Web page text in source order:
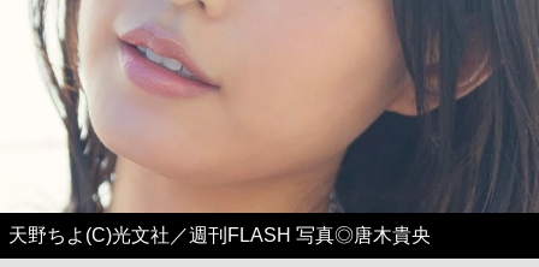
天野ちよ(C)光文社／週刊FLASH 写真◎唐木貴央